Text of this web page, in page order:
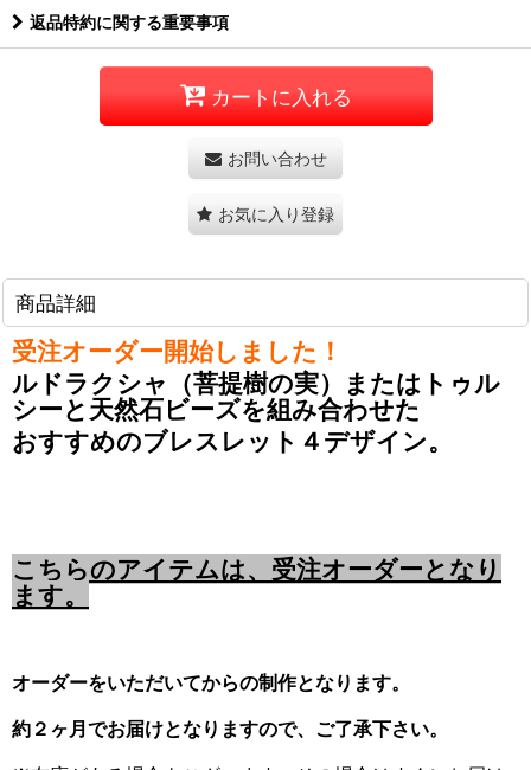
返品特約に関する重要事項
カートに入れる
お問い合わせ
お気に入り登録
商品詳細
受注オーダー開始しました！
ルドラクシャ（菩提樹の実）またはトゥル
シーと天然石ビーズを組み合わせた
おすすめのブレスレット４デザイン。
こちらのアイテムは、受注オーダーとなり
ます。
オーダーをいただいてからの制作となります。
約２ヶ月でお届けとなりますので、ご了承下さい。